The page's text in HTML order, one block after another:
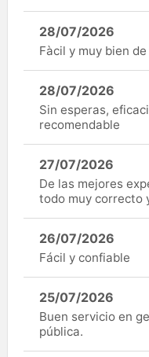
28/07/2026
Fàcil y muy bien
28/07/2026
Sin esperas,
recomendable
27/07/2026
De las mejores
todo muy correcto
26/07/2026
Fácil y confiable
25/07/2026
Buen servicio en
pública.